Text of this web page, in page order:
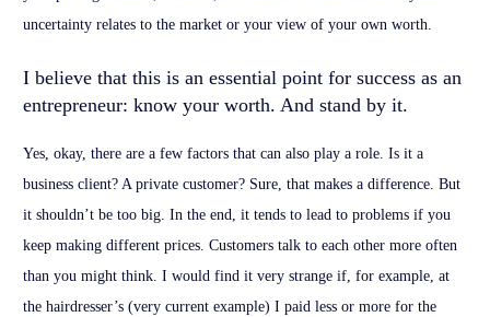
uncertainty relates to the market or your view of your own worth.
I believe that this is an essential point for success as an
entrepreneur: know your worth. And stand by it.
Yes, okay, there are a few factors that can also play a role. Is it a
business client? A private customer? Sure, that makes a difference. But
it shouldn’t be too big. In the end, it tends to lead to problems if you
keep making different prices. Customers talk to each other more often
than you might think. I would find it very strange if, for example, at
the hairdresser’s (very current example) I paid less or more for the